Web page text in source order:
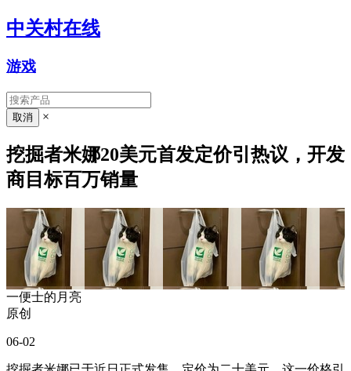
中关村在线
游戏
×
挖掘者米娜20美元首发定价引热议，开发
商目标百万销量
一便士的月亮
原创
06-02